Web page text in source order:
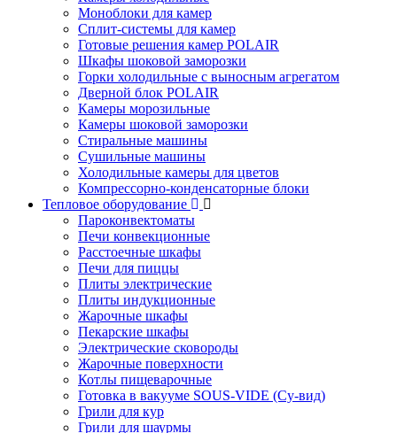
Моноблоки для камер
Сплит-системы для камер
Готовые решения камер POLAIR
Шкафы шоковой заморозки
Горки холодильные с выносным агрегатом
Дверной блок POLAIR
Камеры морозильные
Камеры шоковой заморозки
Стиральные машины
Сушильные машины
Холодильные камеры для цветов
Компрессорно-конденсаторные блоки
Тепловое оборудование
Пароконвектоматы
Печи конвекционные
Расстоечные шкафы
Печи для пиццы
Плиты электрические
Плиты индукционные
Жарочные шкафы
Пекарские шкафы
Электрические сковороды
Жарочные поверхности
Котлы пищеварочные
Готовка в вакууме SOUS-VIDE (Су-вид)
Грили для кур
Грили для шаурмы